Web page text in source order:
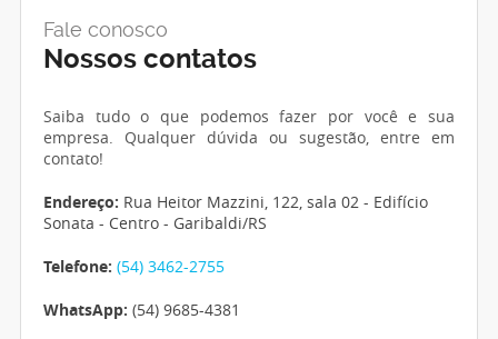
Fale conosco
Nossos contatos
Saiba tudo o que podemos fazer por você e sua
empresa. Qualquer dúvida ou sugestão, entre em
contato!
Endereço: Rua Heitor Mazzini, 122, sala 02 - Edifício
Sonata - Centro - Garibaldi/RS
Telefone: (54) 3462-2755
WhatsApp: (54) 9685-4381